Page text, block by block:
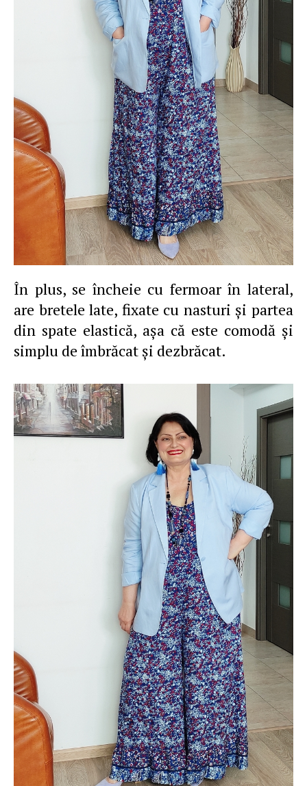
În plus, se încheie cu fermoar în lateral,
are bretele late, fixate cu nasturi şi partea
din spate elastică, aşa că este comodă şi
simplu de îmbrăcat şi dezbrăcat.